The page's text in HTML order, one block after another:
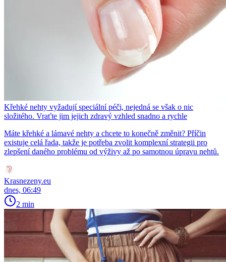
Křehké nehty vyžadují speciální péči, nejedná se však o nic
složitého. Vraťte jim jejich zdravý vzhled snadno a rychle
Máte křehké a lámavé nehty a chcete to konečně změnit? Příčin
existuje celá řada, takže je potřeba zvolit komplexní strategii pro
zlepšení daného problému od výživy až po samotnou úpravu nehtů.
Krasnezeny.eu
dnes, 06:49
2 min